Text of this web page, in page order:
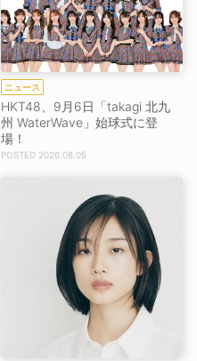
ニュース
HKT48、9月6日「takagi 北九
州 WaterWave」始球式に登
場！
2026.08.05